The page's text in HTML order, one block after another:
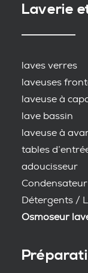
Laverie
laves verres
laveuses
laveuse à
lave bassin
laveuse à
tables
adoucisseur
Détergents /
Osmoseur